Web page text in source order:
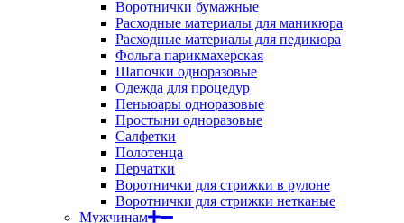
Воротнички бумажные
Расходные материалы для маникюра
Расходные материалы для педикюра
Фольга парикмахерская
Шапочки одноразовые
Одежда для процедур
Пеньюары одноразовые
Простыни одноразовые
Салфетки
Полотенца
Перчатки
Воротнички для стрижки в рулоне
Воротнички для стрижки нетканые
Мужчинам